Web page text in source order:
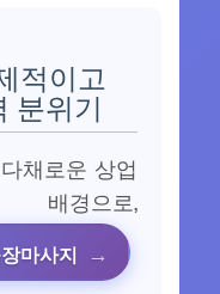
적이고
분위기
채로운 상업
경으로,
마사지